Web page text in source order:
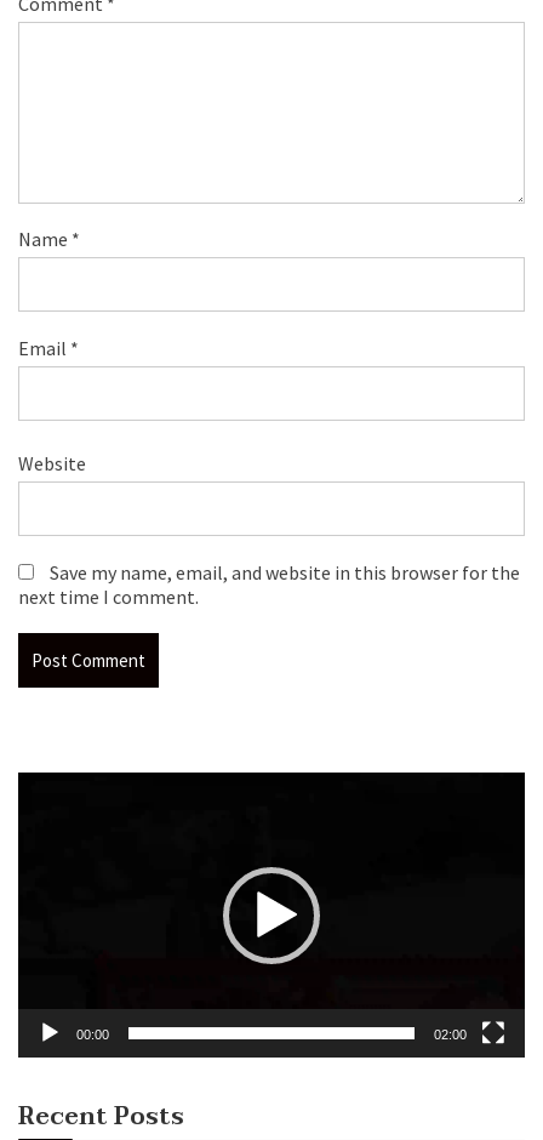
Name *
Email *
Website
Save my name, email, and website in this browser for the
next time I comment.
00:00 02:00
Recent Posts